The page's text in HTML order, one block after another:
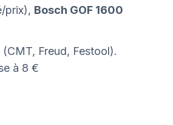
prix), Bosch GOF 1600
Freud, Festool).
à 8 €